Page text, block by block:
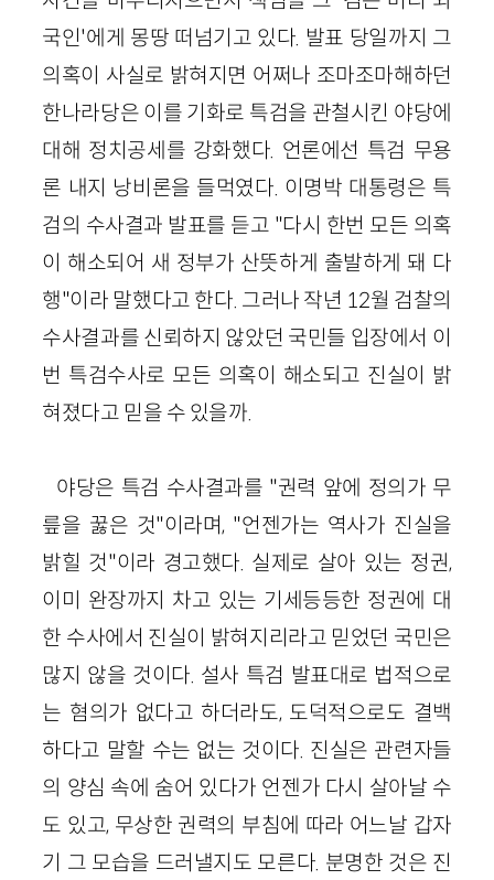
국인'에게 몽땅 떠넘기고 있다. 발표 당일까지 그
의혹이 사실로 밝혀지면 어쩌나 조마조마해하던
한나라당은 이를 기화로 특검을 관철시킨 야당에
대해 정치공세를 강화했다. 언론에선 특검 무용
론 내지 낭비론을 들먹였다. 이명박 대통령은 특
검의 수사결과 발표를 듣고 "다시 한번 모든 의혹
이 해소되어 새 정부가 산뜻하게 출발하게 돼 다
행"이라 말했다고 한다. 그러나 작년 12월 검찰의
수사결과를 신뢰하지 않았던 국민들 입장에서 이
번 특검수사로 모든 의혹이 해소되고 진실이 밝
혀졌다고 믿을 수 있을까.
야당은 특검 수사결과를 "권력 앞에 정의가 무
릎을 꿇은 것"이라며, "언젠가는 역사가 진실을
밝힐 것"이라 경고했다. 실제로 살아 있는 정권,
이미 완장까지 차고 있는 기세등등한 정권에 대
한 수사에서 진실이 밝혀지리라고 믿었던 국민은
많지 않을 것이다. 설사 특검 발표대로 법적으로
는 혐의가 없다고 하더라도, 도덕적으로도 결백
하다고 말할 수는 없는 것이다. 진실은 관련자들
의 양심 속에 숨어 있다가 언젠가 다시 살아날 수
도 있고, 무상한 권력의 부침에 따라 어느날 갑자
기 그 모습을 드러낼지도 모른다. 분명한 것은 진